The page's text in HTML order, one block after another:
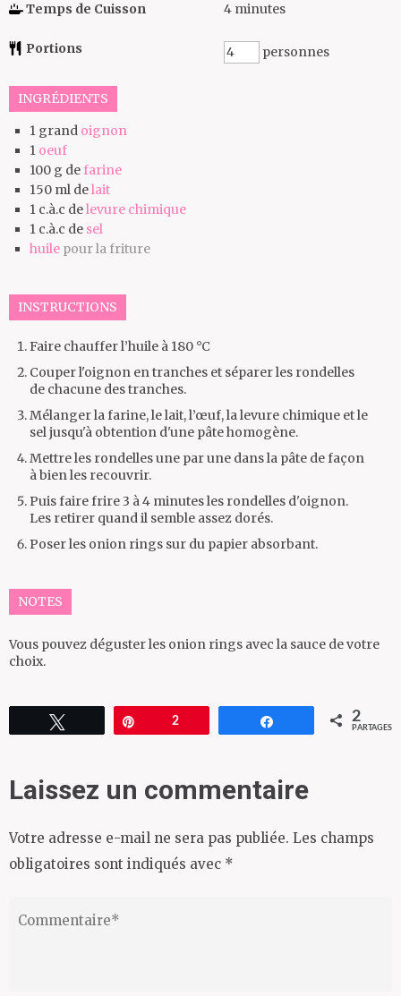
Temps de Cuisson
4 minutes
Portions personnes
INGRÉDIENTS
1 grand oignon
1 oeuf
100 g de farine
150 ml delait
1 c.à.c delevure chimique
1 c.à.c de sel
huile pour la friture
INSTRUCTIONS
Faire chauffer l’huile à 180 °C
Couper l'oignon en tranches et séparer les rondelles
de chacune des tranches.
Mélanger la farine, le lait, l’œuf, la levure chimique et le
sel jusqu'à obtention d'une pâte homogène.
Mettre les rondelles une par une dans la pâte de façon
à bien les recouvrir.
Puis faire frire 3 à 4 minutes les rondelles d'oignon.
Les retirer quand il semble assez dorés.
Poser les onion rings sur du papier absorbant.
NOTES
Vous pouvez déguster les onion rings avec la sauce de votre
choix.
Épingle
2 Partagez 2
PARTAGES
Laissez un commentaire
Votre adresse e-mail ne sera pas publiée. Les champs
obligatoires sont indiqués avec *